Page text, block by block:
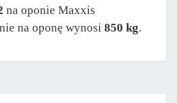
na oponie Maxxis
na oponę wynosi 850 kg.